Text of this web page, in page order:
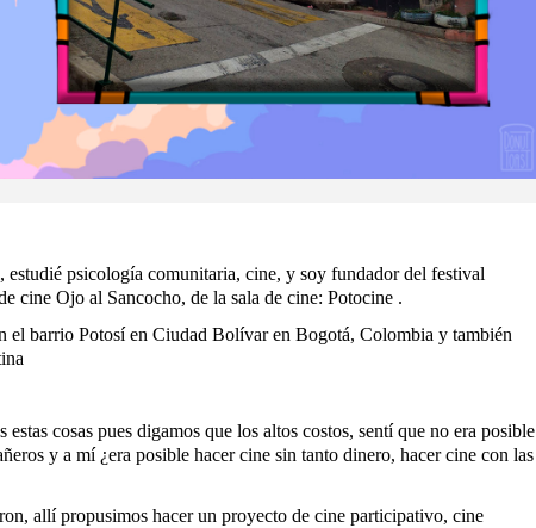
psicología comunitaria, cine, y soy fundador del festival
cine Ojo al Sancocho, de la sala de cine: Potocine .
el barrio Potosí en Ciudad Bolívar en Bogotá, Colombia y también
cosas pues digamos que los altos costos, sentí que no era posible
y a mí ¿era posible hacer cine sin tanto dinero, hacer cine con las
allí propusimos hacer un proyecto de cine participativo, cine